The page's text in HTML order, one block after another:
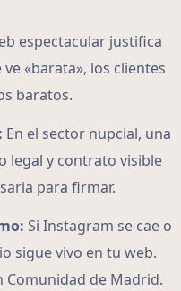
espectacular justifica
«barata», los clientes
baratos.
En el sector nupcial, una
legal y contrato visible
para firmar.
Si Instagram se cae o
sigue vivo en tu web.
Comunidad de Madrid.